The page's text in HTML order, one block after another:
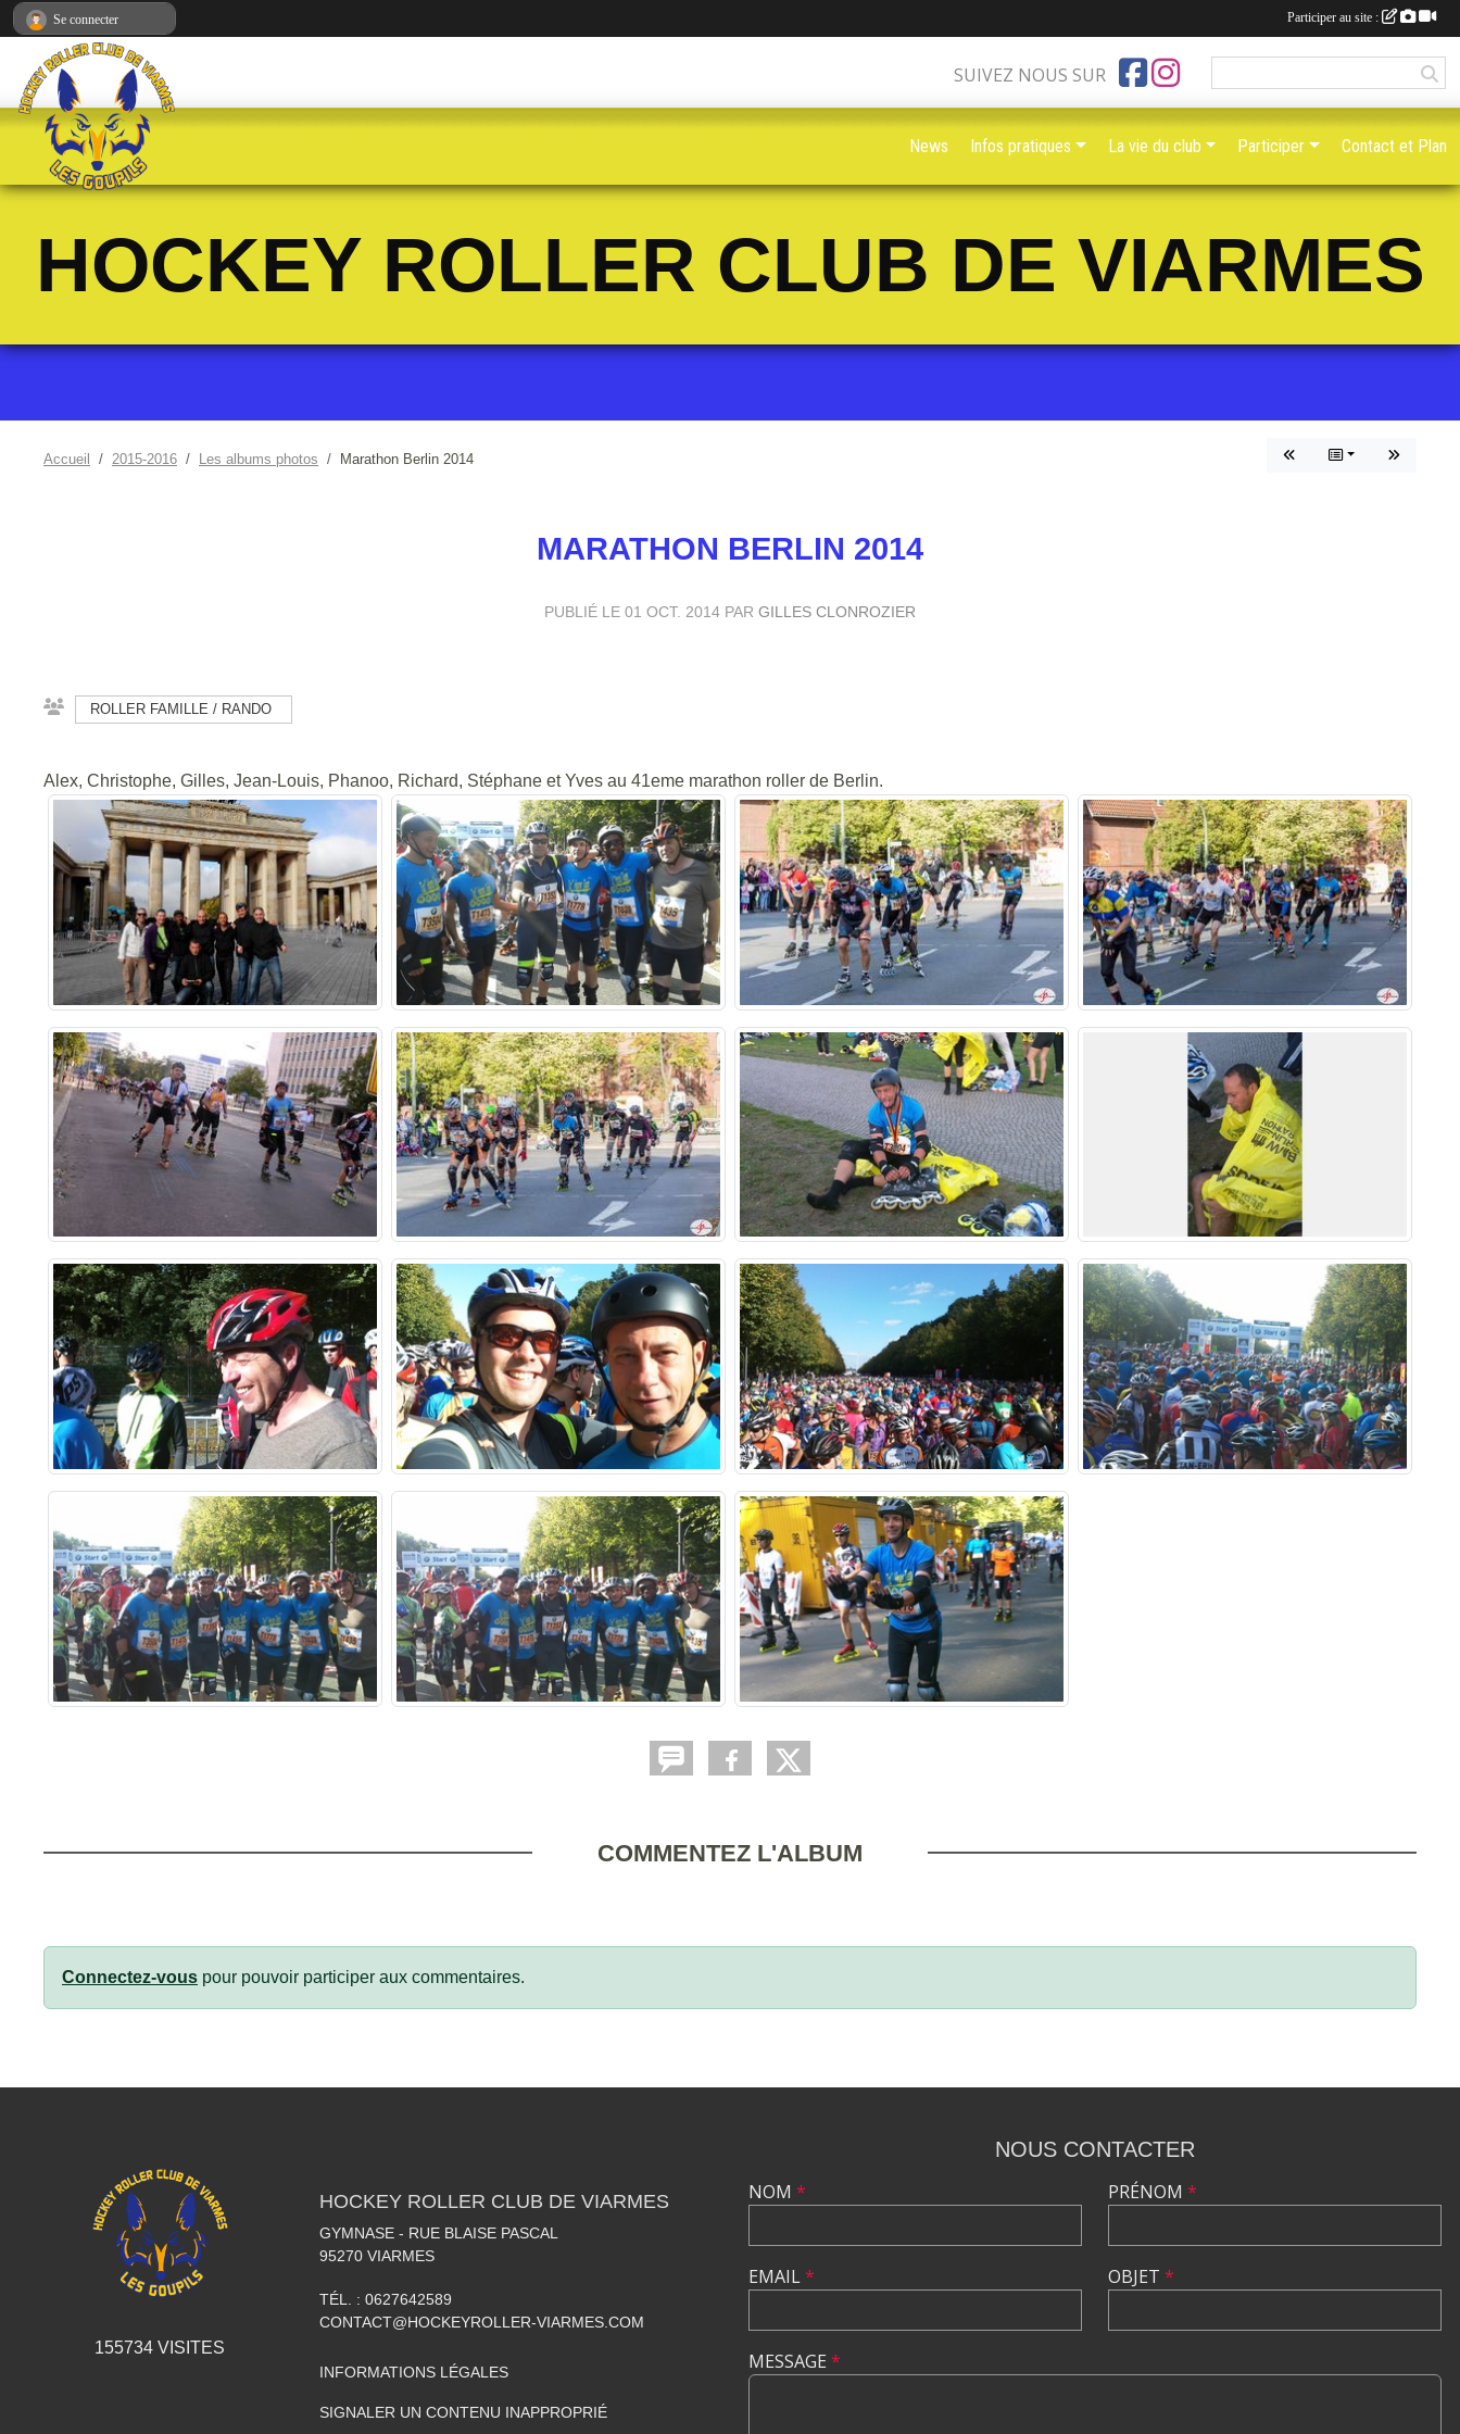
HOCKEY ROLLER CLUB DE VIARMES
Accueil 2015-2016 Les albums photos Marathon Berlin 2014
MARATHON BERLIN 2014
PUBLIÉ LE 01 OCT. 2014 PAR GILLES CLONROZIER
ROLLER FAMILLE / RANDO
Alex, Christophe, Gilles, Jean-Louis, Phanoo, Richard, Stéphane et Yves au 41eme marathon roller de Berlin.
COMMENTEZ L'ALBUM
Connectez-vous pour pouvoir participer aux commentaires.
SUIVEZ NOUS SUR
News Infos pratiques La vie du club Participer Contact et Plan
155734 VISITES
HOCKEY ROLLER CLUB DE VIARMES
GYMNASE - RUE BLAISE PASCAL
95270 VIARMES
TÉL. : 0627642589
CONTACT@HOCKEYROLLER-VIARMES.COM
INFORMATIONS LÉGALES
SIGNALER UN CONTENU INAPPROPRIÉ
NOUS CONTACTER
NOM *
EMAIL*
PRÉNOM *
OBJET *
MESSAGE *
Se connecter Participer au site :
Panneau de gestion des cookies